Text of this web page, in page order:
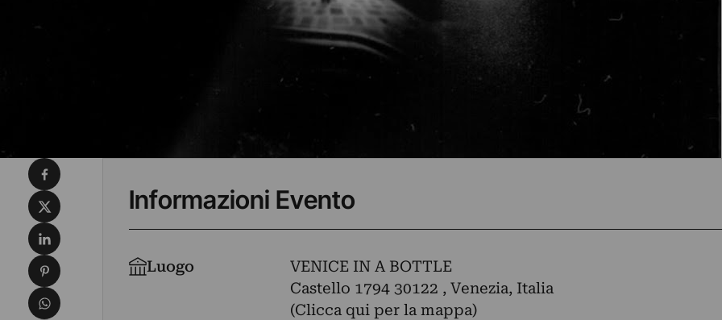
Informazioni Evento
Luogo
VENICE IN A BOTTLE
Castello 1794 30122 , Venezia, Italia
(Clicca qui per la mappa)
Condividi su Facebook
Condividi su X
Condividi su LinkedIn
Condividi su Pinterest
Condividi su WhatsApp